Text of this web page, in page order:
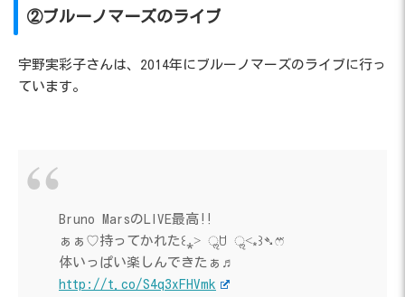
②ブルーノマーズのライブ
宇野実彩子さんは、2014年にブルーノマーズのライブに行っ
ています。
Bruno MarsのLIVE最高‼︎
ぁぁ♡持ってかれた꒰⁎˃ ॢꇴ ॢ˂⁎꒱➴ෆ⃛
体いっぱい楽しんできたぁ♬
http://t.co/S4q3xFHVmk